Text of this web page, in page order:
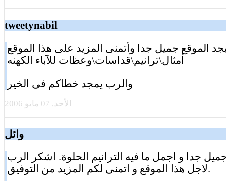
tweetynabil
الموقع جميل جدا وأتمنى المزيد على هذا الموقع
أمثال\ترانيم\قداسات\وعظات للآباء الكهنه
والرب يمجد خطاكم فى الخير
الأحد, 07 مايو 2006
وائل
جدا و اجمل ما فيه الترانيم الحلوة. اشكر الرب
لاجل هذا الموقع و اتمنى لكم المزيد من التوفيق.